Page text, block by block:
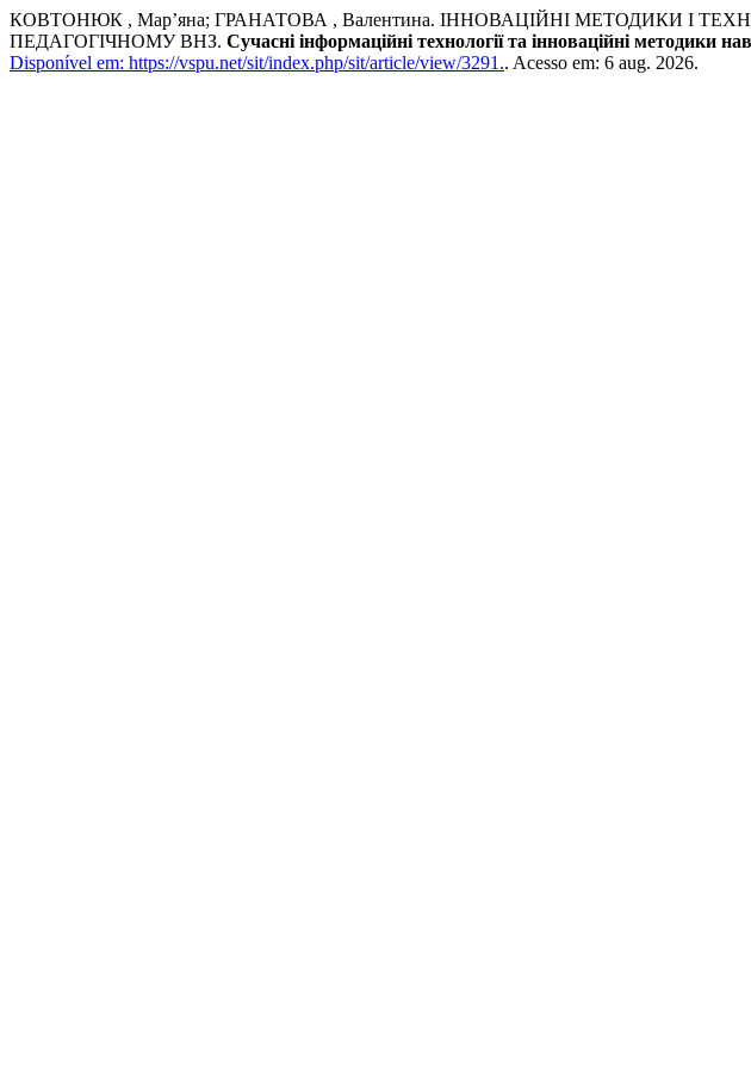
КОВТОНЮК , Мар’яна; ГРАНАТОВА , Валентина. ІННОВАЦІЙНІ МЕТОДИКИ І
ПЕДАГОГІЧНОМУ ВНЗ. Сучасні інформаційні технології та інноваційні методики
Disponível em: https://vspu.net/sit/index.php/sit/article/view/3291.. Acesso em: 6 aug. 2026.